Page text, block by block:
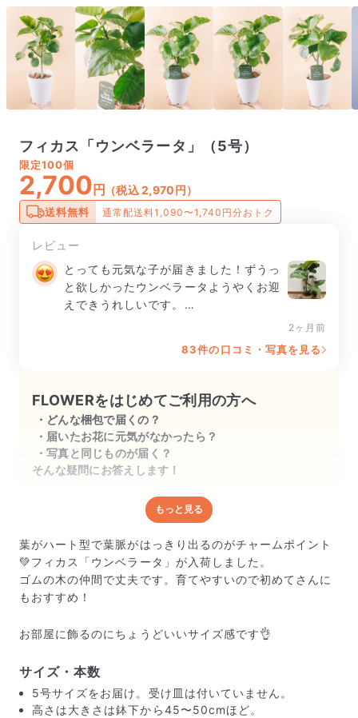
フィカス「ウンベラータ」（5号）
限定100個
2,700 円 （税込 2,970円）
送料無料 通常配送料1,090〜1,740円分おトク
レビュー
とっても元気な子が届きました！ずうっ
と欲しかったウンベラータようやくお迎
えできうれしいです。
つにしたいと思います。
2ヶ月前
83件の口コミ・写真を見る
FLOWERをはじめてご利用の方へ
どんな梱包で届くの？
届いたお花に元気がなかったら？
写真と同じものが届く？
そんな疑問にお答えします！
どんな梱包で届くの？
出荷前に水揚げ（花が水を吸いやすくなる処理）を施
し、専用ボックスに丁寧に梱包してお届けしています。
きゅっとまとめられて一見窮屈そうに見えますが、輸送
中の衝撃による折れや擦れを軽減する効果があります。
もっと見る
葉がハート型で葉脈がはっきり出るのがチャームポイント
💚フィカス「ウンベラータ」が入荷しました。
ゴムの木の仲間で丈夫です。育てやすいので初めてさんに
もおすすめ！
お部屋に飾るのにちょうどいいサイズ感です👌
サイズ・本数
5号サイズをお届け。受け皿は付いていません。
高さは大きさは鉢下から45〜50cmほど。